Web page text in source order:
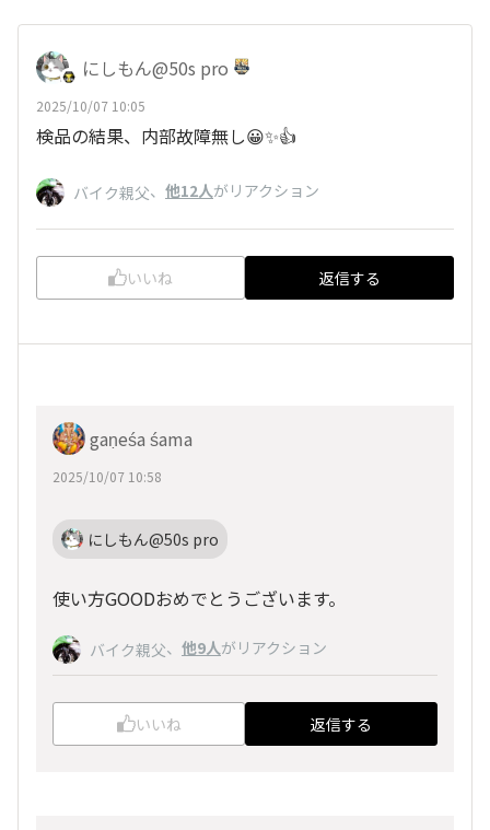
にしもん@50s pro
2025/10/07 10:05
検品の結果、内部故障無し😀✨👍
バイク親父、 他12人がリアクション
いいね 返信する
gaṇeśa śama
2025/10/07 10:58
にしもん@50s pro
使い方GOODおめでとうございます。
バイク親父、 他9人がリアクション
いいね 返信する